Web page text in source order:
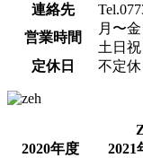
連絡先
営業時間
月〜
土日
定休日
不定休
2020年度
2021